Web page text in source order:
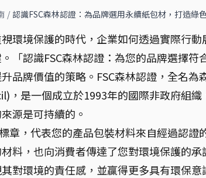
/ 認識FSC森林認證：為品牌選用永續紙包材，打造綠
環境保護的時代，企業如何透過實際行
「認識FSC森林認證：為您的品牌選擇
品牌價值的策略。FSC森林認證，全名為
，是一個成立於1993年的國際非政府組
源是可持續的。
章，代表您的產品包裝材料來自經過認
料，也向消費者傳達了您對環境保護的承
對環境的責任感，並贏得更多具有環保